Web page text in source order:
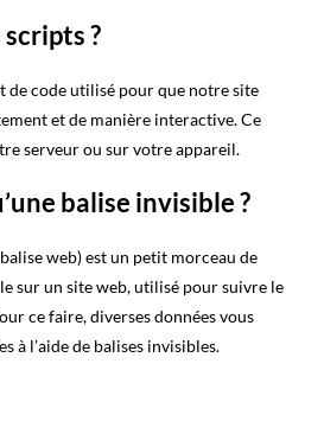
?
de code utilisé pour que notre site
et de manière interactive. Ce
serveur ou sur votre appareil.
balise invisible ?
web) est un petit morceau de
sur un site web, utilisé pour suivre le
ce faire, diverses données vous
à l’aide de balises invisibles.